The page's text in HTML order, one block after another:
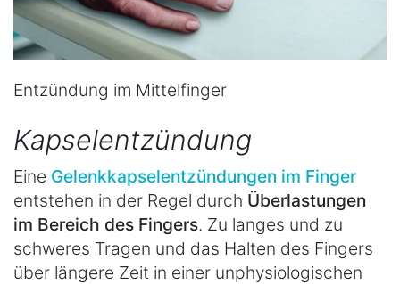
Entzündung im Mittelfinger
Kapselentzündung
Eine Gelenkkapselentzündungen im Finger
entstehen in der Regel durch Überlastungen
im Bereich des Fingers. Zu langes und zu
schweres Tragen und das Halten des Fingers
über längere Zeit in einer unphysiologischen